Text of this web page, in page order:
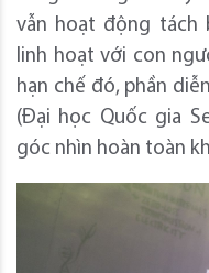
vẫn hoạt động tách
linh hoạt với con
hạn chế đó, phần
(Đại học Quốc gia
góc nhìn hoàn toàn